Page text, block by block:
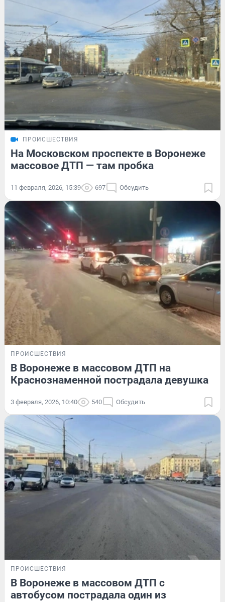
ПРОИСШЕСТВИЯ
На Московском проспекте в Воронеже
массовое ДТП — там пробка
11 февраля, 2026, 15:39 697 Обсудить
ПРОИСШЕСТВИЯ
В Воронеже в массовом ДТП на
Краснознаменной пострадала девушка
3 февраля, 2026, 10:40 540 Обсудить
ПРОИСШЕСТВИЯ
В Воронеже в массовом ДТП с
автобусом пострадала один из